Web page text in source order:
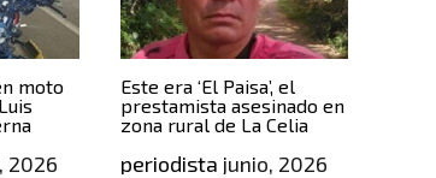
moto
2026
Este era ‘El Paisa’, el
prestamista asesinado en
zona rural de La Celia
periodista junio, 2026